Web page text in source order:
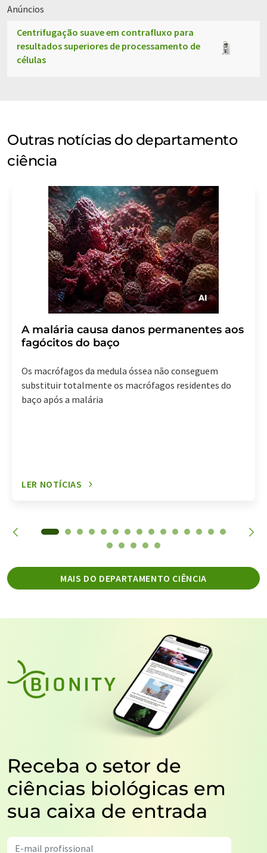
Anúncios
Centrifugação suave em contrafluxo para
resultados superiores de processamento de
células
Outras notícias do departamento
ciência
A malária causa danos permanentes aos
fagócitos do baço
Os macrófagos da medula óssea não conseguem
substituir totalmente os macrófagos residentes do
baço após a malária
LER NOTÍCIAS
MAIS DO DEPARTAMENTO CIÊNCIA
Receba o setor de
ciências biológicas em
sua caixa de entrada